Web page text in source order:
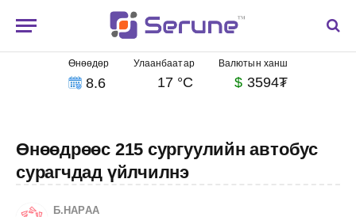
Өнөөдөр
8.6
Улаанбаатар
17 °C
Валютын ханш
$ 3594₮
Өнөөдрөөс 215 сургуулийн автобус
сурагчдад үйлчилнэ
Б.НАРАА